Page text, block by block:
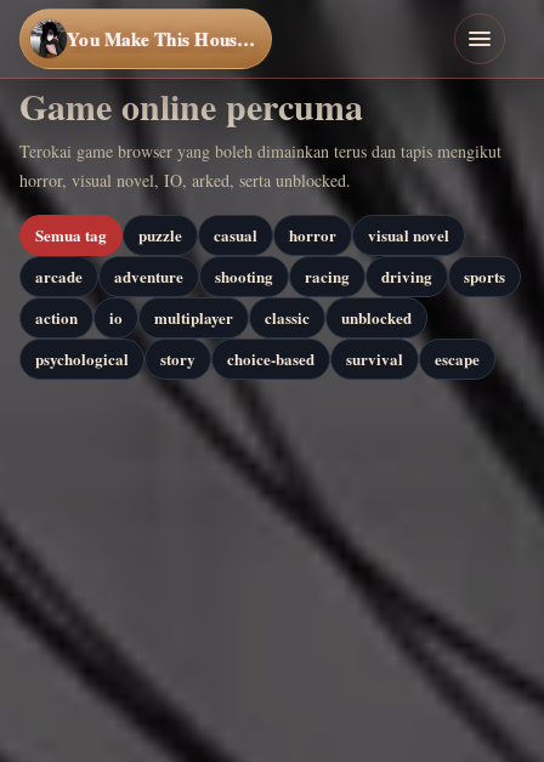
You Make This House a Home
Game online percuma
Terokai game browser yang boleh dimainkan terus dan tapis mengikut
horror, visual novel, IO, arked, serta unblocked.
Semua tag puzzle casual horror
visual novel
arcade
adventure shooting racing driving
sports
action
io multiplayer classic
unblocked
psychological
story choice-based survival escape